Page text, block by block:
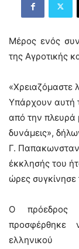
Μέρος ενός
της Αγροτικής
«Χρειαζόμαστε
Υπάρχουν αυτή
από την πλευρά
δυνάμεις»,
Γ.
έκκλησής του
ώρες συγκίνησε
Ο πρόεδρος
προσφέρθηκε
ελληνικού